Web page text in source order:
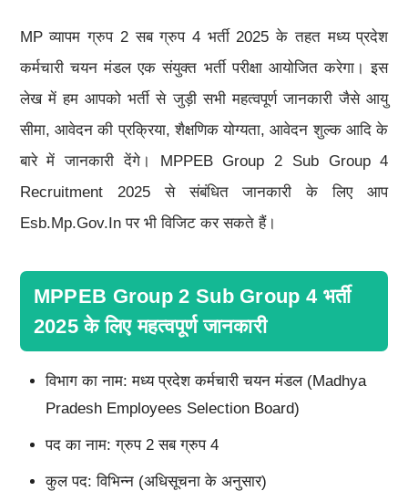
MP व्यापम ग्रुप 2 सब ग्रुप 4 भर्ती 2025 के तहत मध्य प्रदेश
कर्मचारी चयन मंडल एक संयुक्त भर्ती परीक्षा आयोजित करेगा। इस
लेख में हम आपको भर्ती से जुड़ी सभी महत्वपूर्ण जानकारी जैसे आयु
सीमा, आवेदन की प्रक्रिया, शैक्षणिक योग्यता, आवेदन शुल्क आदि के
बारे में जानकारी देंगे। MPPEB Group 2 Sub Group 4
Recruitment 2025 से संबंधित जानकारी के लिए आप
Esb.mp.gov.in पर भी विजिट कर सकते हैं।
MPPEB Group 2 Sub Group 4 भर्ती
2025 के लिए महत्वपूर्ण जानकारी
विभाग का नाम: मध्य प्रदेश कर्मचारी चयन मंडल (Madhya
Pradesh Employees Selection Board)
पद का नाम: ग्रुप 2 सब ग्रुप 4
कुल पद: विभिन्न (अधिसूचना के अनुसार)